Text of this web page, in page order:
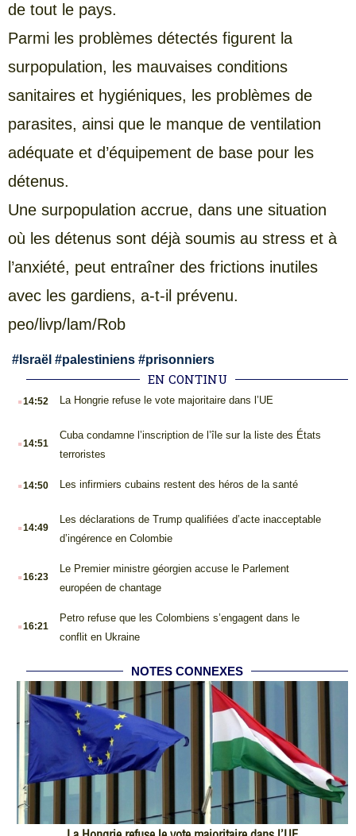
de tout le pays.
Parmi les problèmes détectés figurent la
surpopulation, les mauvaises conditions
sanitaires et hygiéniques, les problèmes de
parasites, ainsi que le manque de ventilation
adéquate et d’équipement de base pour les
détenus.
Une surpopulation accrue, dans une situation
où les détenus sont déjà soumis au stress et à
l’anxiété, peut entraîner des frictions inutiles
avec les gardiens, a-t-il prévenu.
peo/livp/lam/Rob
# Israël #palestiniens #prisonniers
EN CONTINU
.14:52 La Hongrie refuse le vote majoritaire dans l’UE
.14:51
Cuba condamne l’inscription de l’île sur la liste des États
terroristes
.14:50 Les infirmiers cubains restent des héros de la santé
.14:49
Les déclarations de Trump qualifiées d’acte inacceptable
d’ingérence en Colombie
.16:23
Le Premier ministre géorgien accuse le Parlement
européen de chantage
.16:21
Petro refuse que les Colombiens s’engagent dans le
conflit en Ukraine
NOTES CONNEXES